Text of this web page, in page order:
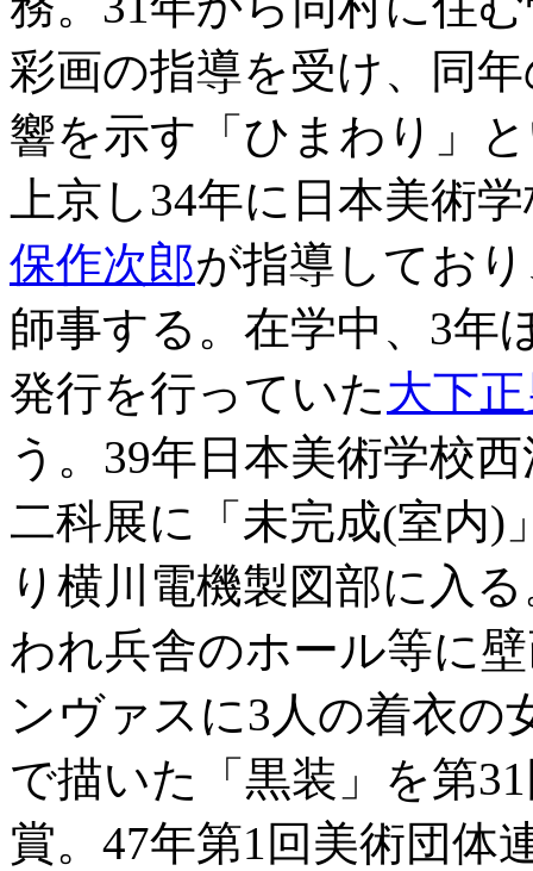
彩画の指導を受け、同
響を示す「ひまわり」
上京し34年に日本美術
保作次郎が指導してお
師事する。在学中、3年
発行を行っていた大下
う。39年日本美術学校
二科展に「未完成(室内)
り横川電機製図部に入
われ兵舎のホール等に
ンヴァスに3人の着衣の
で描いた「黒装」を第
賞。47年第1回美術団体